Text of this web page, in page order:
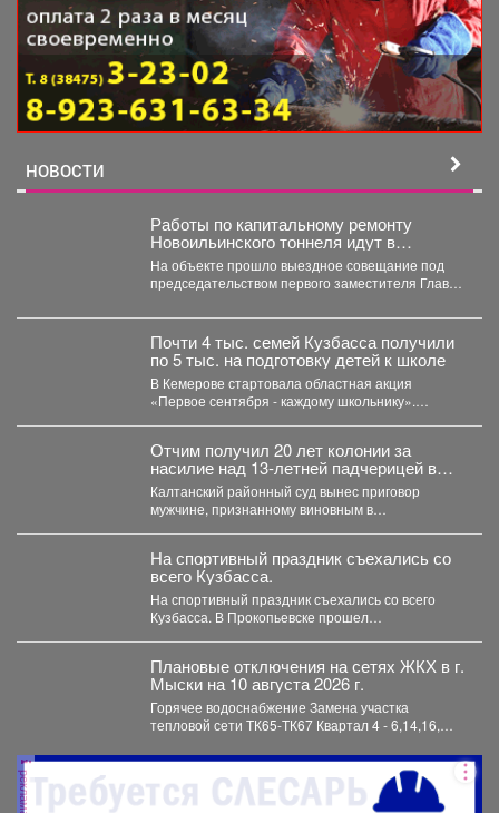
НОВОСТИ
Работы по капитальному ремонту
Новоильинского тоннеля идут в
соответствии с графиком
На объекте прошло выездное совещание под
председательством первого заместителя Главы
Почти 4 тыс. семей Кузбасса получили
по 5 тыс. на подготовку детей к школе
В Кемерове стартовала областная акция
«Первое сентября - каждому школьнику».
Отчим получил 20 лет колонии за
насилие над 13‑летней падчерицей в
Кузбассе
Калтанский районный суд вынес приговор
мужчине, признанному виновным в
На спортивный праздник съехались со
всего Кузбасса.
На спортивный праздник съехались со всего
Кузбасса. В Прокопьевске прошел
Плановые отключения на сетях ЖКХ в г.
Мыски на 10 августа 2026 г.
Горячее водоснабжение Замена участка
тепловой сети ТК65-ТК67 Квартал 4 - 6,14,16,
реклама